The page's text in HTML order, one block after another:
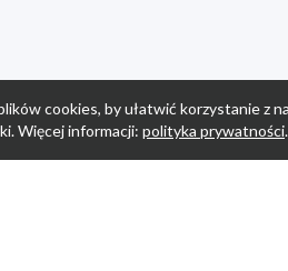
cookies, by ułatwić korzystanie z
Więcej informacji: polityka prywatności.